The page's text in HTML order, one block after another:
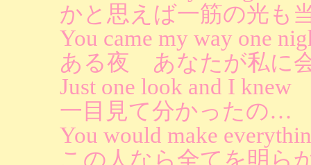
かと思えば一筋の光も
You came my way one
ある夜 あなたが私に
Just one look and I knew
一目見て分かったの…
You would make
この人なら全てを明ら